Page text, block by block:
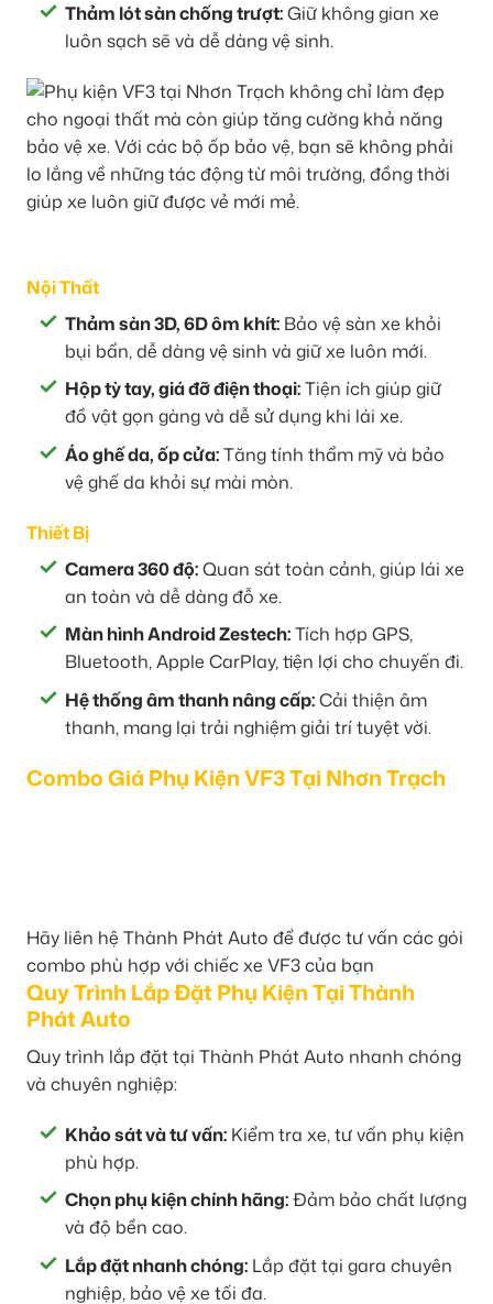
Thảm lót sàn chống trượt:Giữ không gian xe
luôn sạch sẽ và dễ dàng vệ sinh.
Nội Thất
Thảm sàn 3D, 6D ôm khít: Bảo vệ sàn xe khỏi
bụi bẩn, dễ dàng vệ sinh và giữ xe luôn mới.
Hộp tỳ tay, giá đỡ điện thoại:Tiện ích giúp giữ
đồ vật gọn gàng và dễ sử dụng khi lái xe.
Áo ghế da, ốp cửa:Tăng tính thẩm mỹ và bảo
vệ ghế da khỏi sự mài mòn.
Thiết Bị
Camera 360 độ:Quan sát toàn cảnh, giúp lái xe
an toàn và dễ dàng đỗ xe.
Màn hình Android Zestech:Tích hợp GPS,
Bluetooth, Apple CarPlay, tiện lợi cho chuyến đi.
Hệ thống âm thanh nâng cấp:Cải thiện âm
thanh, mang lại trải nghiệm giải trí tuyệt vời.
Combo Giá Phụ Kiện VF3 Tại Nhơn Trạch
Hãy liên hệ Thành Phát Auto để được tư vấn các gói
combo phù hợp với chiếc xe VF3 của bạn
Quy Trình Lắp Đặt Phụ Kiện Tại Thành
Phát Auto
Quy trình lắp đặt tại Thành Phát Auto nhanh chóng
và chuyên nghiệp:
Khảo sát và tư vấn: Kiểm tra xe, tư vấn phụ kiện
phù hợp.
Chọn phụ kiện chính hãng:Đảm bảo chất lượng
và độ bền cao.
Lắp đặt nhanh chóng: Lắp đặt tại gara chuyên
nghiệp, bảo vệ xe tối đa.